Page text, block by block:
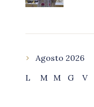
Agosto 2026
L
M M G V